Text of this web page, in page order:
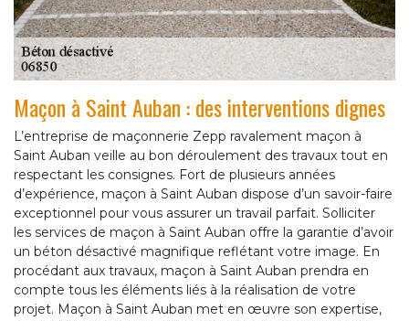
Maçon à Saint Auban : des interventions dignes
L’entreprise de maçonnerie Zepp ravalement maçon à
Saint Auban veille au bon déroulement des travaux tout en
respectant les consignes. Fort de plusieurs années
d’expérience, maçon à Saint Auban dispose d’un savoir-faire
exceptionnel pour vous assurer un travail parfait. Solliciter
les services de maçon à Saint Auban offre la garantie d’avoir
un béton désactivé magnifique reflétant votre image. En
procédant aux travaux, maçon à Saint Auban prendra en
compte tous les éléments liés à la réalisation de votre
projet. Maçon à Saint Auban met en œuvre son expertise,